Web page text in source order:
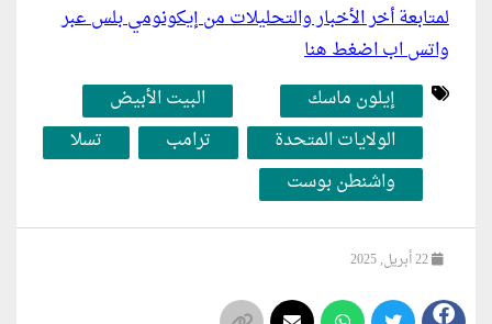
لمتابعة أخر الأخبار والتحليلات من إيكونومي بلس عبر
واتس اب اضغط هنا
إيلون ماسك
البيت الأبيض
الولايات المتحدة
ترامب
تسلا
واشنطن بوست